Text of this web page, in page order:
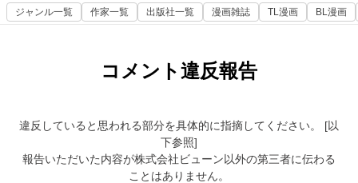
ジャンル一覧 作家一覧 出版社一覧 漫画雑誌 TL漫画 BL漫画
コメント違反報告
違反していると思われる部分を具体的に指摘してください。 [以
下参照]
報告いただいた内容が株式会社ビューン以外の第三者に伝わる
ことはありません。